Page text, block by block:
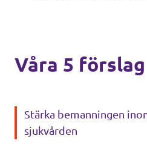
Våra 5 förslag
Stärka bemanningen
sjukvården